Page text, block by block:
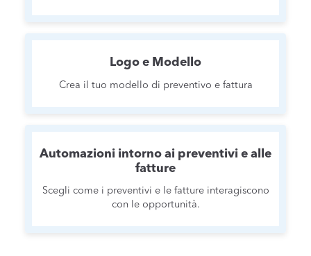
Logo e Modello
Crea il tuo modello di preventivo e fattura
Automazioni intorno ai preventivi e alle
fatture
Scegli come i preventivi e le fatture interagiscono
con le opportunità.